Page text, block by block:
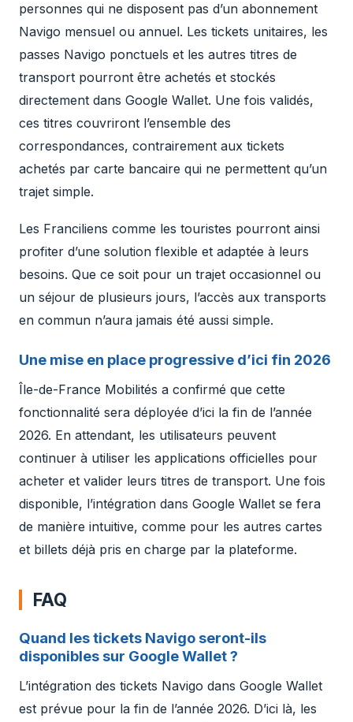
personnes qui ne disposent pas d’un abonnement
Navigo mensuel ou annuel. Les tickets unitaires, les
passes Navigo ponctuels et les autres titres de
transport pourront être achetés et stockés
directement dans Google Wallet. Une fois validés,
ces titres couvriront l’ensemble des
correspondances, contrairement aux tickets
achetés par carte bancaire qui ne permettent qu’un
trajet simple.
Les Franciliens comme les touristes pourront ainsi
profiter d’une solution flexible et adaptée à leurs
besoins. Que ce soit pour un trajet occasionnel ou
un séjour de plusieurs jours, l’accès aux transports
en commun n’aura jamais été aussi simple.
Une mise en place progressive d’ici fin 2026
Île-de-France Mobilités a confirmé que cette
fonctionnalité sera déployée d’ici la fin de l’année
2026. En attendant, les utilisateurs peuvent
continuer à utiliser les applications officielles pour
acheter et valider leurs titres de transport. Une fois
disponible, l’intégration dans Google Wallet se fera
de manière intuitive, comme pour les autres cartes
et billets déjà pris en charge par la plateforme.
FAQ
Quand les tickets Navigo seront-ils
disponibles sur Google Wallet ?
L’intégration des tickets Navigo dans Google Wallet
est prévue pour la fin de l’année 2026. D’ici là, les